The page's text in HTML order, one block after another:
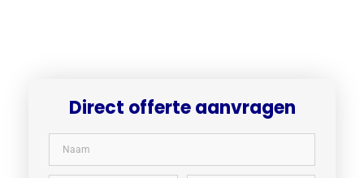
Direct offerte aanvragen​